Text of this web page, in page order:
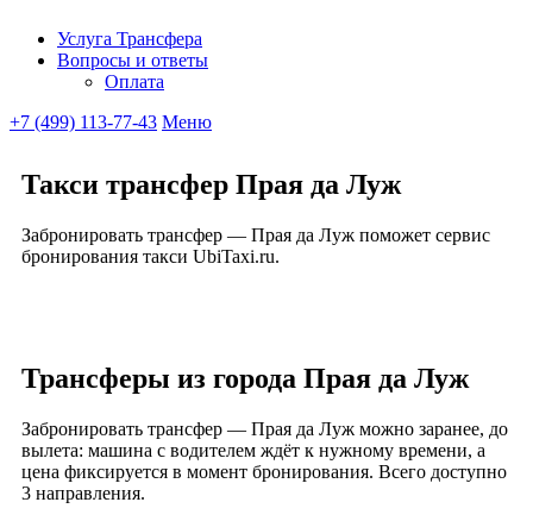
Ubitaxi
Услуга Трансфера
Вопросы и ответы
Оплата
+7 (499) 113-77-43 Меню
Такси трансфер Прая да Луж
Забронировать трансфер — Прая да Луж поможет сервис
бронирования такси UbiTaxi.ru.
Трансферы из города Прая да Луж
Забронировать трансфер — Прая да Луж можно заранее, до
вылета: машина с водителем ждёт к нужному времени, а
цена фиксируется в момент бронирования. Всего доступно
3 направления.